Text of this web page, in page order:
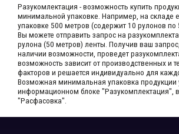
Разукомлектация - возможность купить
минимальной упаковке. Например, на складе​
упаковке 500 метров (содержит 10 рулонов
Вы можете отправить запрос на
рулона (50 метров) ленты. Получив ваш
наличии возможности, проведет
возможность зависит от производственных​ и
факторов и решается индивидуально для
Возможная минимальная упаковка продукции
информационном блоке "Разукомплектация", в
"Расфасовка".